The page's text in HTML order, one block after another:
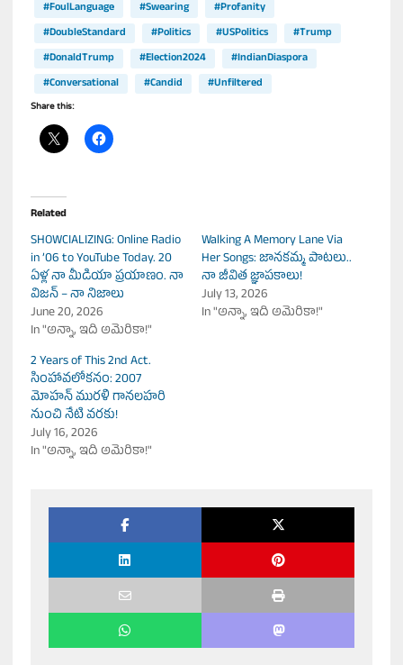
#FoulLanguage #Swearing
#Profanity
#DoubleStandard
#Politics #USPolitics
#Trump
#DonaldTrump
#Election2024
#IndianDiaspora
#Conversational
#Candid #Unfiltered
Share this:
Related
SHOWCIALIZING: Online Radio
in ’06 to YouTube Today. 20
ఏళ్ల నా మీడియా ప్రయాణం. నా
విజన్ – నా నిజాలు
June 20, 2026
In "అన్నా, ఇది అమెరికా!"
Walking A Memory Lane Via
Her Songs: జానకమ్మ పాటలు..
నా జీవిత జ్ఞాపకాలు!
July 13, 2026
In "అన్నా, ఇది అమెరికా!"
2 Years of This 2nd Act.
సింహావలోకనం: 2007
మోహన్ మురళి గానలహరి
నుంచి నేటి వరకు!
July 16, 2026
In "అన్నా, ఇది అమెరికా!"